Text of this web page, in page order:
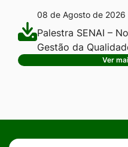
08 de Agosto de 2026
Palestra SENAI –
Gestão da
Ver